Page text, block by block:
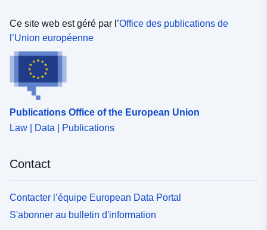
Ce site web est géré par l’Office des publications de
l’Union européenne
Publications Office of the European Union
Law | Data | Publications
Contact
Contacter l’équipe European Data Portal
S'abonner au bulletin d'information